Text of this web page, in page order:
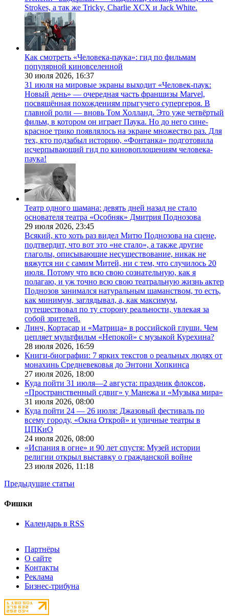
Strokes, а так же Tricky, Charlie XCX и Jack White.
Как смотреть «Человека-паука»: гид по фильмам
популярной киновселенной
30 июля 2026, 16:37
31 июля на мировые экраны выходит «Человек-паук:
Новый день» — очередная часть франшизы Marvel,
посвящённая похождениям прыгучего супергероя. В
главной роли — вновь Том Холланд. Это уже четвёртый
фильм, в котором он играет Паука. Но до него сине-
красное трико появлялось на экране множество раз. Для
тех, кто подзабыл историю, «Фонтанка» подготовила
исчерпывающий гид по киновоплощениям человека-
паука!
Театр одного шамана: девять дней назад не стало
основателя театра «Особняк» Дмитрия Поднозова
29 июля 2026, 23:45
Всякий, кто хоть раз видел Митю Поднозова на сцене,
подтвердит, что вот это «не стало», а также другие
глаголы, описывающие несуществование, никак не
вяжутся ни с самим Митей, ни с тем, что случилось 20
июля. Потому что всю свою сознательную, как я
полагаю, и уж точно всю свою театральную жизнь актер
Поднозов занимался натуральным шаманством, то есть,
как минимум, заглядывал, а, как максимум,
путешествовал по ту сторону реальности, увлекая за
собой зрителей.
Линч, Кортасар и «Матрица» в российской глуши. Чем
цепляет мультфильм «Непокой» с музыкой Курехина?
28 июля 2026, 16:59
Книги-биографии: 7 ярких текстов о реальных людях от
монахинь Средневековья до Энтони Хопкинса
27 июля 2026, 18:00
Куда пойти 31 июля—2 августа: праздник флоксов,
«Пространственный сдвиг» у Манежа и «Музыка мира»
31 июля 2026, 08:00
Куда пойти 24 — 26 июля: Джазовый фестиваль по
всему городу, «Окна Открой» и уличные театры в
ЦПКиО
24 июля 2026, 08:00
«Испания в огне» и 90 лет спустя: Музей истории
религии открыл выставку о гражданской войне
23 июля 2026, 11:18
Предыдущие статьи
Фишки
Календарь в RSS
Партнёры
О сайте
Контакты
Реклама
Бизнес-трибуна